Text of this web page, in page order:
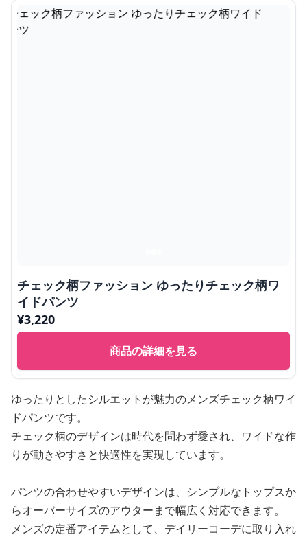
チェック柄ファッション ゆったりチェック柄ワ
イドパンツ
¥3,220
商品の詳細を見る
ゆったりとしたシルエットが魅力のメンズチェック柄ワイ
ドパンツです。
チェック柄のデザインは時代を問わず愛され、ワイドな作
りが動きやすさと快適性を実現しています。
パンツの合わせやすいデザインは、シンプルなトップスか
らオーバーサイズのアウターまで幅広く対応できます。
メンズの定番アイテムとして、デイリーコーデに取り入れ